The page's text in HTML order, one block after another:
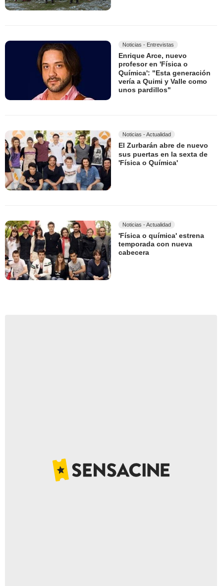
Noticias - Entrevistas
Enrique Arce, nuevo
profesor en 'Física o
Química': "Esta generación
vería a Quimi y Valle como
unos pardillos"
Noticias - Actualidad
El Zurbarán abre de nuevo
sus puertas en la sexta de
'Física o Química'
Noticias - Actualidad
'Física o química' estrena
temporada con nueva
cabecera